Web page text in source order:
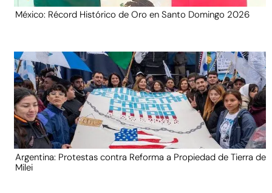
México: Récord Histórico de Oro en Santo Domingo 2026
Argentina: Protestas contra Reforma a Propiedad de Tierra de
Milei